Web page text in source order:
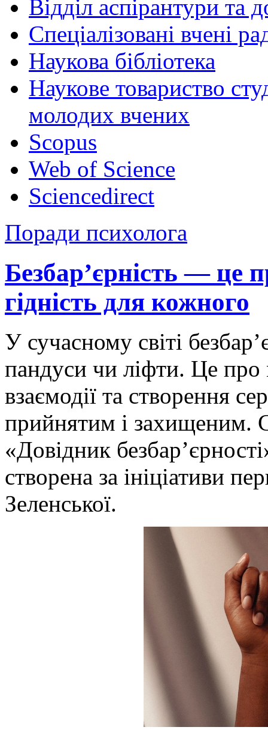
Відділ аспірантури та
Спеціалізовані вчені
Наукова бібліотека
Наукове товариство
молодих вчених
Scopus
Web of Science
Sciencedirect
Поради психолога
Безбар’єрність — це
гідність для кожного
У сучасному світі
пандуси чи ліфти. Це про
взаємодії та створення
прийнятим і захищеним.
«Довідник
створена за ініціативи
Зеленської.